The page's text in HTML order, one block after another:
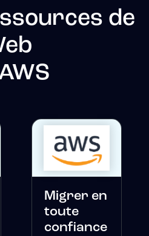
de
Migrer en
toute
confiance